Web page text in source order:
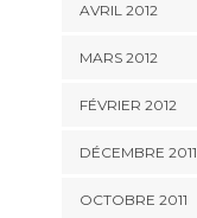
AVRIL 2012
MARS 2012
FÉVRIER 2012
DÉCEMBRE 2011
OCTOBRE 2011